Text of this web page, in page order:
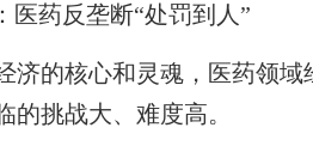
医药反垄断“处罚到人”
的核心和灵魂，医药领域
的挑战大、难度高。